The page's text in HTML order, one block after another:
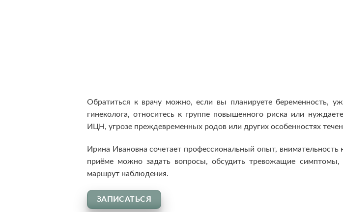
Обратиться к врачу можно, если вы планируете беременность,
гинеколога, относитесь к группе повышенного риска или
ИЦН, угрозе преждевременных родов или других особенностях
Ирина Ивановна сочетает профессиональный опыт,
приёме можно задать вопросы, обсудить тревожащие
маршрут наблюдения.
ЗАПИСАТЬСЯ